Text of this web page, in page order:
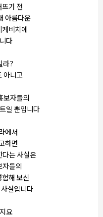
기 전
아름다운
비치에
다
라?
아니고
보자들의
일 뿐입니다
에서
하면
다는 사실은
자들의
해 보신
실입니다
요